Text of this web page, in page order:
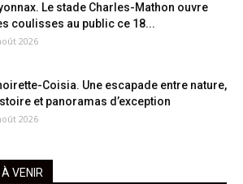
Le stade Charles-Mathon ouvre
coulisses au public ce 18...
2026
Coisia. Une escapade entre nature,
et panoramas d’exception
2026
VENIR